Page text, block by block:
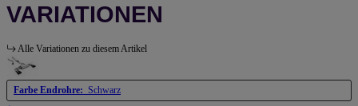
VARIATIONEN
Alle Variationen zu diesem Artikel
Farbe Endrohre: Schwarz